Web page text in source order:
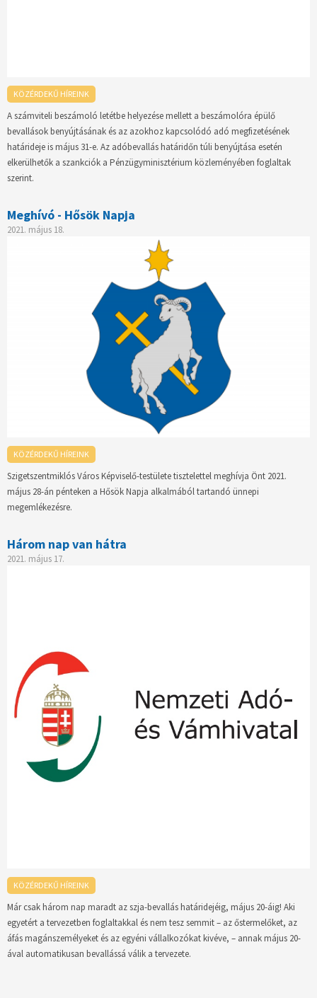
KÖZÉRDEKŰ HÍREINK
A számviteli beszámoló letétbe helyezése mellett a beszámolóra épülő
bevallások benyújtásának és az azokhoz kapcsolódó adó megfizetésének
határideje is május 31-e. Az adóbevallás határidőn túli benyújtása esetén
elkerülhetők a szankciók a Pénzügyminisztérium közleményében foglaltak
szerint.
Meghívó - Hősök Napja
2021. május 18.
KÖZÉRDEKŰ HÍREINK
Szigetszentmiklós Város Képviselő-testülete tisztelettel meghívja Önt 2021.
május 28-án pénteken a Hősök Napja alkalmából tartandó ünnepi
megemlékezésre.
Három nap van hátra
2021. május 17.
KÖZÉRDEKŰ HÍREINK
Már csak három nap maradt az szja-bevallás határidejéig, május 20-áig! Aki
egyetért a tervezetben foglaltakkal és nem tesz semmit – az őstermelőket, az
áfás magánszemélyeket és az egyéni vállalkozókat kivéve, – annak május 20-
ával automatikusan bevallássá válik a tervezete.